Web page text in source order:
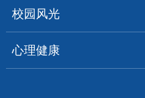
校园风光
心理健康